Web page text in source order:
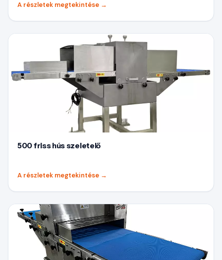
A részletek megtekintése →
500 friss hús szeletelő
A részletek megtekintése →